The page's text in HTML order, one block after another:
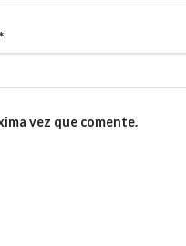
*
vez que comente.